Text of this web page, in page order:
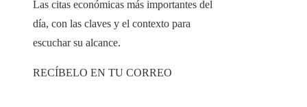
Las citas económicas más importantes del
día, con las claves y el contexto para
escuchar su alcance.
RECÍBELO EN TU CORREO